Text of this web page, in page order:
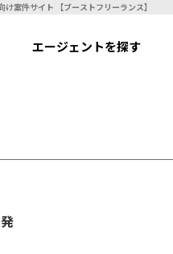
フリーランスエンジニア向け案件サイト 【ブーストフリーランス】
エージェントを探す